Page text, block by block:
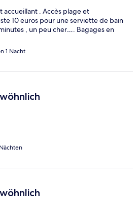
. Accès plage et
10 euros pour une serviette de bain
, un peu cher…. Bagages en
1 Nacht